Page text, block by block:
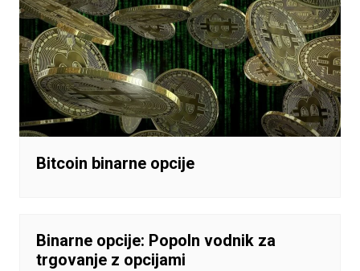
Bitcoin binarne opcije
Binarne opcije: Popoln vodnik za
trgovanje z opcijami